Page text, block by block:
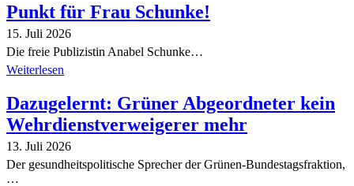
Punkt für Frau Schunke!
15. Juli 2026
Die freie Publizistin Anabel Schunke…
Weiterlesen
Dazugelernt: Grüner Abgeordneter kein
Wehrdienstverweigerer mehr
13. Juli 2026
Der gesundheitspolitische Sprecher der Grünen-Bundestagsfraktion,
…